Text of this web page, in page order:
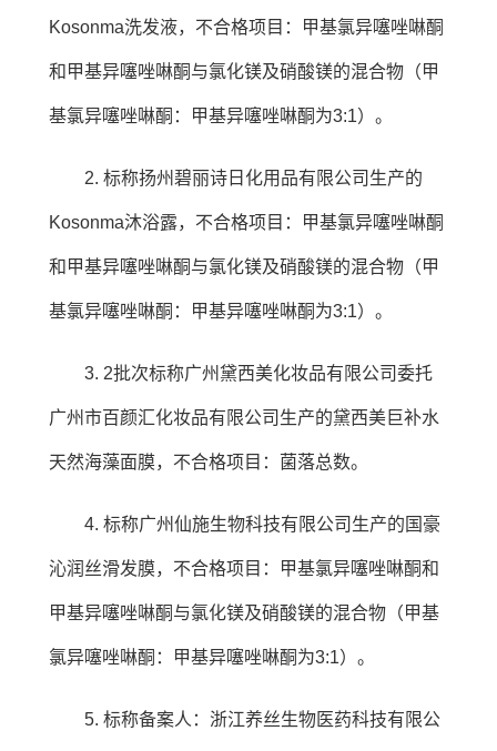
Kosonma洗发液，不合格项目：甲基氯异噻唑啉酮
和甲基异噻唑啉酮与氯化镁及硝酸镁的混合物（甲
基氯异噻唑啉酮：甲基异噻唑啉酮为3:1）。
2. 标称扬州碧丽诗日化用品有限公司生产的
Kosonma沐浴露，不合格项目：甲基氯异噻唑啉酮
和甲基异噻唑啉酮与氯化镁及硝酸镁的混合物（甲
基氯异噻唑啉酮：甲基异噻唑啉酮为3:1）。
3. 2批次标称广州黛西美化妆品有限公司委托
广州市百颜汇化妆品有限公司生产的黛西美巨补水
天然海藻面膜，不合格项目：菌落总数。
4. 标称广州仙施生物科技有限公司生产的国豪
沁润丝滑发膜，不合格项目：甲基氯异噻唑啉酮和
甲基异噻唑啉酮与氯化镁及硝酸镁的混合物（甲基
氯异噻唑啉酮：甲基异噻唑啉酮为3:1）。
5. 标称备案人：浙江养丝生物医药科技有限公